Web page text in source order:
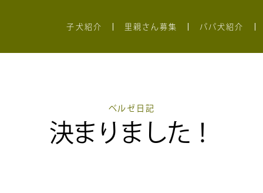
子犬紹介 里親さん募集 パパ犬紹介
ベルゼ日記
決まりました！